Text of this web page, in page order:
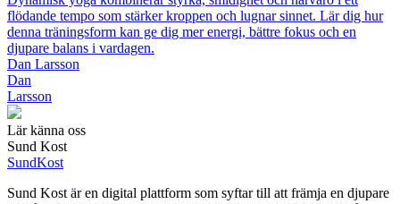
flödande tempo som stärker kroppen och lugnar sinnet. Lär dig hur
denna träningsform kan ge dig mer energi, bättre fokus och en
djupare balans i vardagen.
Dan Larsson
Dan
Larsson
Lär känna oss
Sund Kost
SundKost
Sund Kost är en digital plattform som syftar till att främja en djupare